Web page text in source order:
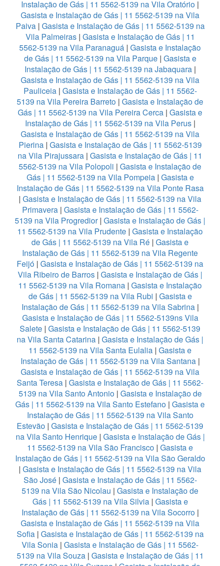
Instalação de Gás | 11 5562-5139 na Vila Oratório |
Gasista e Instalação de Gás | 11 5562-5139 na Vila
Paiva| Gasista e Instalação de Gás | 11 5562-5139 na
Vila Palmeiras| Gasista e Instalação de Gás | 11
5562-5139 na Vila Paranaguá | Gasista e Instalação
de Gás | 11 5562-5139 na Vila Parque| Gasista e
Instalação de Gás | 11 5562-5139 na Jabaquara|
Gasista e Instalação de Gás | 11 5562-5139 na Vila
Pauliceia| Gasista e Instalação de Gás | 11 5562-
5139 na Vila Pereira Barreto | Gasista e Instalação de
Gás | 11 5562-5139 na Vila Pereira Cerca | Gasista e
Instalação de Gás | 11 5562-5139 na Vila Perus|
Gasista e Instalação de Gás | 11 5562-5139 na Vila
Pierina| Gasista e Instalação de Gás | 11 5562-5139
na Vila Pirajussara | Gasista e Instalação de Gás | 11
5562-5139 na Vila Polopoli | Gasista e Instalação de
Gás | 11 5562-5139 na Vila Pompeia| Gasista e
Instalação de Gás | 11 5562-5139 na Vila Ponte Rasa
| Gasista e Instalação de Gás | 11 5562-5139 na Vila
Primavera| Gasista e Instalação de Gás | 11 5562-
5139 na Vila Progredior| Gasista e Instalação de Gás |
11 5562-5139 na Vila Prudente | Gasista e Instalação
de Gás | 11 5562-5139 na Vila Ré | Gasista e
Instalação de Gás | 11 5562-5139 na Vila Regente
Feijó | Gasista e Instalação de Gás | 11 5562-5139 na
Vila Ribeiro de Barros | Gasista e Instalação de Gás |
11 5562-5139 na Vila Romana | Gasista e Instalação
de Gás | 11 5562-5139 na Vila Rubi | Gasista e
Instalação de Gás | 11 5562-5139 na Vila Sabrina|
Gasista e Instalação de Gás | 11 5562-5139ns Vila
Salete | Gasista e Instalação de Gás | 11 5562-5139
na Vila Santa Catarina | Gasista e Instalação de Gás |
11 5562-5139 na Vila Santa Eulalia | Gasista e
Instalação de Gás | 11 5562-5139 na Vila Santana|
Gasista e Instalação de Gás | 11 5562-5139 na Vila
Santa Teresa | Gasista e Instalação de Gás | 11 5562-
5139 na Vila Santo Antonio| Gasista e Instalação de
Gás | 11 5562-5139 na Vila Santo Estefano | Gasista e
Instalação de Gás | 11 5562-5139 na Vila Santo
Estevão | Gasista e Instalação de Gás | 11 5562-5139
na Vila Santo Henrique| Gasista e Instalação de Gás |
11 5562-5139 na Vila São Francisco | Gasista e
Instalação de Gás | 11 5562-5139 na Vila São Geraldo
| Gasista e Instalação de Gás | 11 5562-5139 na Vila
São José| Gasista e Instalação de Gás | 11 5562-
5139 na Vila São Nicolau | Gasista e Instalação de
Gás | 11 5562-5139 na Vila Silvia| Gasista e
Instalação de Gás | 11 5562-5139 na Vila Socorro|
Gasista e Instalação de Gás | 11 5562-5139 na Vila
Sofia| Gasista e Instalação de Gás | 11 5562-5139 na
Vila Sonia | Gasista e Instalação de Gás | 11 5562-
5139 na Vila Souza| Gasista e Instalação de Gás | 11